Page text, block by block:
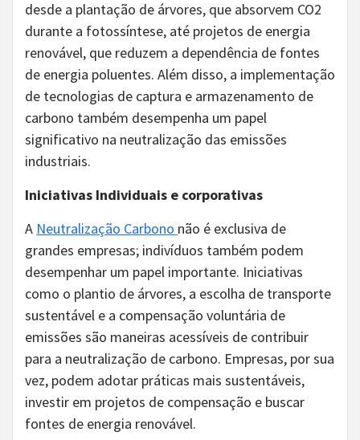
desde a plantação de árvores, que absorvem CO2
durante a fotossíntese, até projetos de energia
renovável, que reduzem a dependência de fontes
de energia poluentes. Além disso, a implementação
de tecnologias de captura e armazenamento de
carbono também desempenha um papel
significativo na neutralização das emissões
industriais.
Iniciativas Individuais e corporativas
A Neutralização Carbono não é exclusiva de
grandes empresas; indivíduos também podem
desempenhar um papel importante. Iniciativas
como o plantio de árvores, a escolha de transporte
sustentável e a compensação voluntária de
emissões são maneiras acessíveis de contribuir
para a neutralização de carbono. Empresas, por sua
vez, podem adotar práticas mais sustentáveis,
investir em projetos de compensação e buscar
fontes de energia renovável.